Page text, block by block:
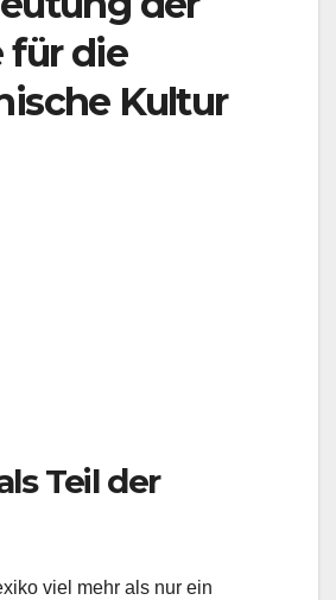
für die
Kultur
Teil der
viel mehr als nur ein